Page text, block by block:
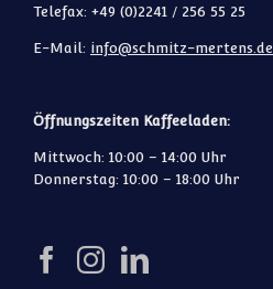
Telefax: +49 (0)2241 / 256 55 25
E-Mail: info@schmitz-mertens.de
Öffnungszeiten Kaffeeladen:
Mittwoch: 10:00 – 14:00 Uhr
Donnerstag: 10:00 – 18:00 Uhr